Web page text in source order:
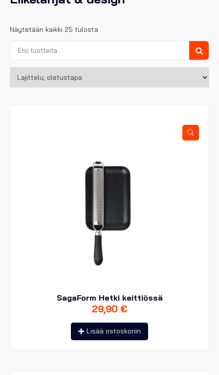
Näytetään kaikki 25 tulosta
SagaForm Hetki keittiössä
29,90 €
Lisää ostoskoriin